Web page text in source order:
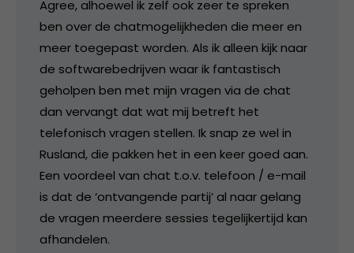
Agree, alhoewel ik zelf ook zeer te spreken
ben over de chatmogelijkheden die meer en
meer toegepast worden. Als ik alleen kijk naar
de softwarebedrijven waar ik fantastisch
geholpen ben met mijn vragen via de chat
dan vervangt dat wat mij betreft het
telefonisch vragen stellen. Ik snap ze wel in
Rusland, die pakken het in een keer goed aan.
Een voordeel van chat t.o.v. telefoon / e-mail
is dat de ‘ontvangende partij’ al naar gelang
de vragen meerdere sessies tegelijkertijd kan
afhandelen.